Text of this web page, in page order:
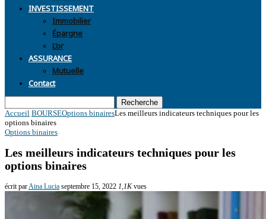
INVESTISSEMENT
Immobilier
Épargne
L’or
ASSURANCE
Mutuelle
Contact
Recherche
Accueil BOURSEOptions binairesLes meilleurs indicateurs techniques pour les
options binaires
Options binaires
Les meilleurs indicateurs techniques pour les
options binaires
écrit parAina Lucia septembre 15, 2022 1,1Kvues